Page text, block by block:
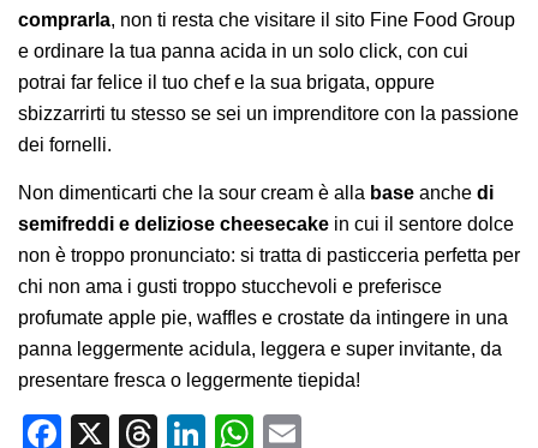
comprarla, non ti resta che visitare il sito Fine Food Group
e ordinare la tua panna acida in un solo click, con cui
potrai far felice il tuo chef e la sua brigata, oppure
sbizzarrirti tu stesso se sei un imprenditore con la passione
dei fornelli.
Non dimenticarti che la sour cream è alla base anche di
semifreddi e deliziose cheesecake in cui il sentore dolce
non è troppo pronunciato: si tratta di pasticceria perfetta per
chi non ama i gusti troppo stucchevoli e preferisce
profumate apple pie, waffles e crostate da intingere in una
panna leggermente acidula, leggera e super invitante, da
presentare fresca o leggermente tiepida!
Facebook
X Threads
LinkedIn
WhatsApp